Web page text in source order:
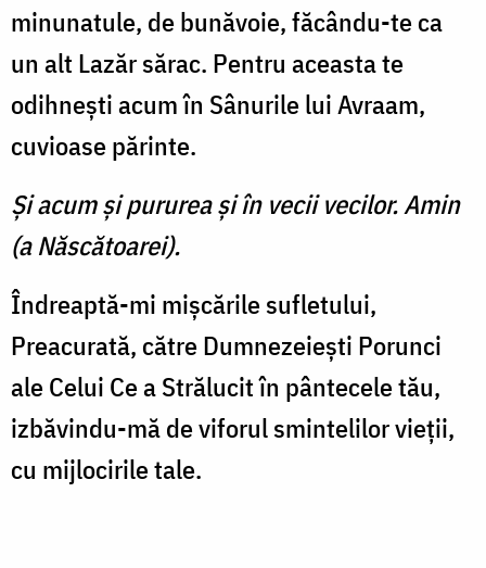
minunatule, de bunăvoie, făcându-te ca
un alt Lazăr sărac. Pentru aceasta te
odihneşti acum în Sânurile lui Avraam,
cuvioase părinte.
Şi acum şi pururea şi în vecii vecilor. Amin
(a Născătoarei).
Îndreaptă-mi mişcările sufletului,
Preacurată, către Dumnezeieşti Porunci
ale Celui Ce a Strălucit în pântecele tău,
izbăvindu-mă de viforul smintelilor vieţii,
cu mijlocirile tale.